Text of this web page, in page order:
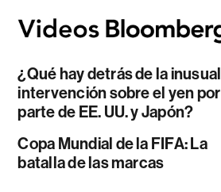
¿Qué hay detrás de la inusual
intervención sobre el yen por
parte de EE. UU. y Japón?
Copa Mundial de la FIFA: La
batalla de las marcas